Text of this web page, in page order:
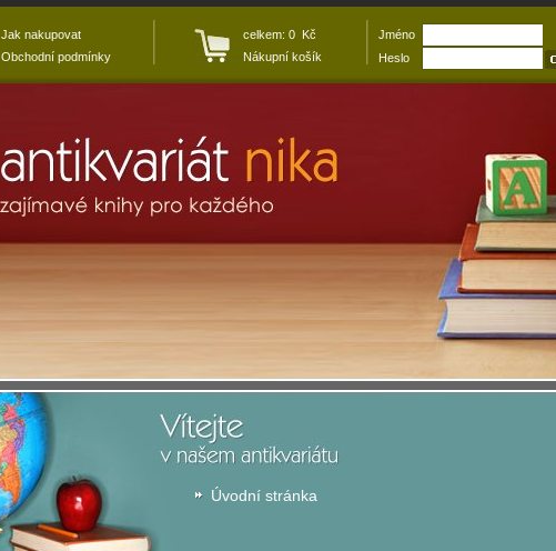
Úvodní stránka
Jak nakupovat
Obchodní podmínky
celkem: 0 Kč
Nákupní košík
Jméno
Heslo